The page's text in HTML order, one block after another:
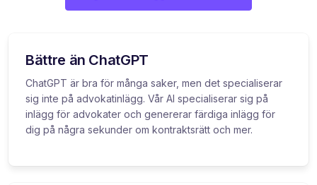
Bättre än ChatGPT
ChatGPT är bra för många saker, men det specialiserar
sig inte på advokatinlägg. Vår AI specialiserar sig på
inlägg för advokater och genererar färdiga inlägg för
dig på några sekunder om kontraktsrätt och mer.